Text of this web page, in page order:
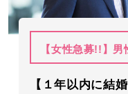
【女性急募!!】
【１年以内に結